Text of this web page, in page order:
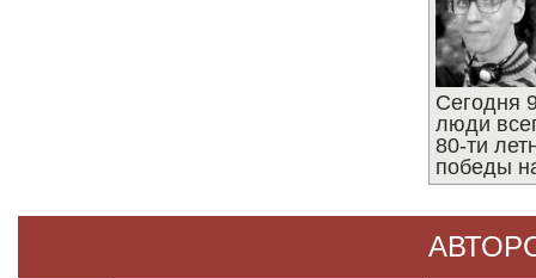
Сегодня
люди
80-ти
победы